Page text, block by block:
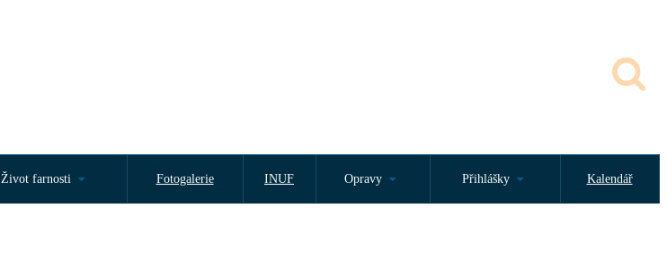
Život farnosti Fotogalerie INUF Opravy Přihlášky Kalendář